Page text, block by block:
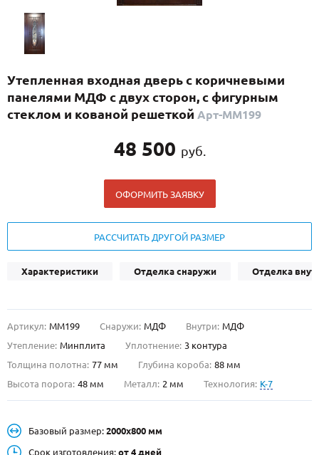
(29)
ПО НАЗНАЧЕНИЮ
О НАС
Металлические двери от производителя с доставкой и установкой в
Москве и МО
Утепленная входная дверь с коричневыми
панелями МДФ с двух сторон, с фигурным
стеклом и кованой решеткой Арт-ММ199
48 500 руб.
ОФОРМИТЬ ЗАЯВКУ
РАССЧИТАТЬ ДРУГОЙ РАЗМЕР
Характеристики Отделка снаружи Отделка
Артикул: ММ199 Снаружи: МДФ Внутри: МДФ
Утепление: Минплита Уплотнение: 3 контура
Толщина полотна: 77 мм Глубина короба: 88 мм
Высота порога: 48 мм Металл: 2 мм Технология: K-7
Базовый размер: 2000х800 мм
Срок изготовления: от 4 дней